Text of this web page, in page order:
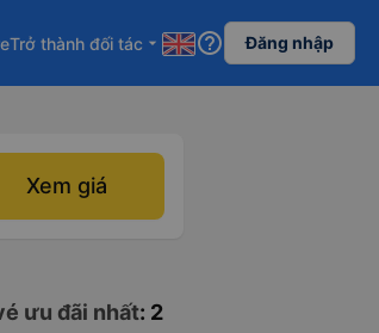
Trở thành đối tác arrow_drop_down help_outline Đăng nhập
Xem giá
ưu đãi nhất: 2